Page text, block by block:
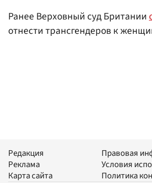
Ранее Верховный суд Британии
отнести трансгендеров к
Редакция
Реклама
Карта сайта
Правовая
Условия
Политика